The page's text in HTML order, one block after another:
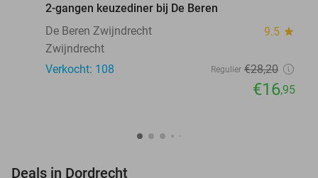
2-gangen keuzediner bij De Beren
De Beren Zwijndrecht
9.5 star
Zwijndrecht
Verkocht: 108
Regulier €28,20
€16,95
Deals in Dordrecht